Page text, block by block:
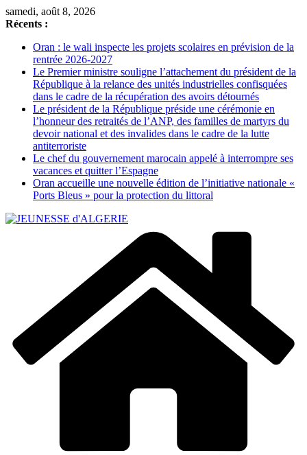
Passer
au
samedi, août 8, 2026
Récents :
Oran : le wali inspecte les projets scolaires en prévision de la
rentrée 2026-2027
Le Premier ministre souligne l’attachement du président de la
République à la relance des unités industrielles confisquées
dans le cadre de la récupération des avoirs détournés
Le président de la République préside une cérémonie en
l’honneur des retraités de l’ANP, des familles de martyrs du
devoir national et des invalides dans le cadre de la lutte
antiterroriste
Le chef du gouvernement marocain appelé à interrompre ses
vacances et quitter l’Espagne
Oran accueille une nouvelle édition de l’initiative nationale «
Ports Bleus » pour la protection du littoral